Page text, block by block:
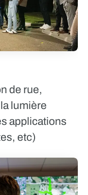
de rue,
lumière
applications
etc)